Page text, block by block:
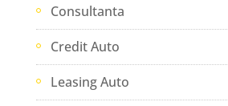
Consultanta
Credit Auto
Leasing Auto